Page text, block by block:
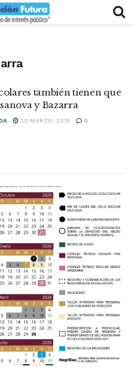
también tienen que
y Bazarra
20 MARZO, 2015 0